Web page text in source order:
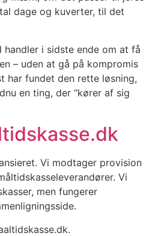
dage og kuverter, til det
handler i sidste ende om at få
– uden at gå på kompromis
har fundet den rette løsning,
en ting, der “kører af sig
Vi modtager provision
Vi
men fungerer